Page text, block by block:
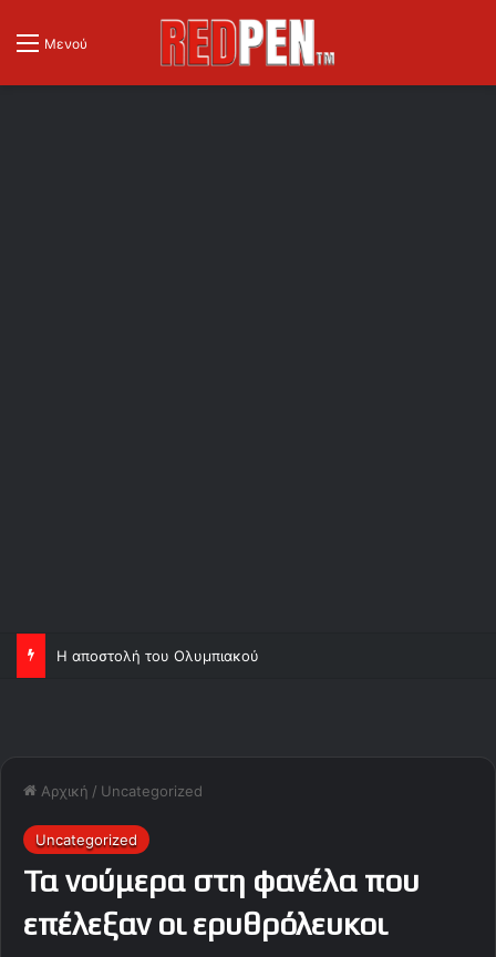
Μενού
Η αποστολή του Ολυμπιακού
Αρχική / Uncategorized
Uncategorized
Τα νούμερα στη φανέλα που
επέλεξαν οι ερυθρόλευκοι